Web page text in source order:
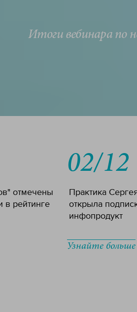
Итоги вебинара по
отмечены
в рейтинге
02/12
Практика
открыла
инфопродукт
Узнайте больше